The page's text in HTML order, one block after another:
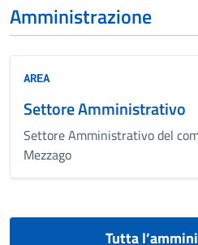
Amministrazione
AREA
Settore Amministrativo
Settore Amministrativo del
Mezzago
Tutta